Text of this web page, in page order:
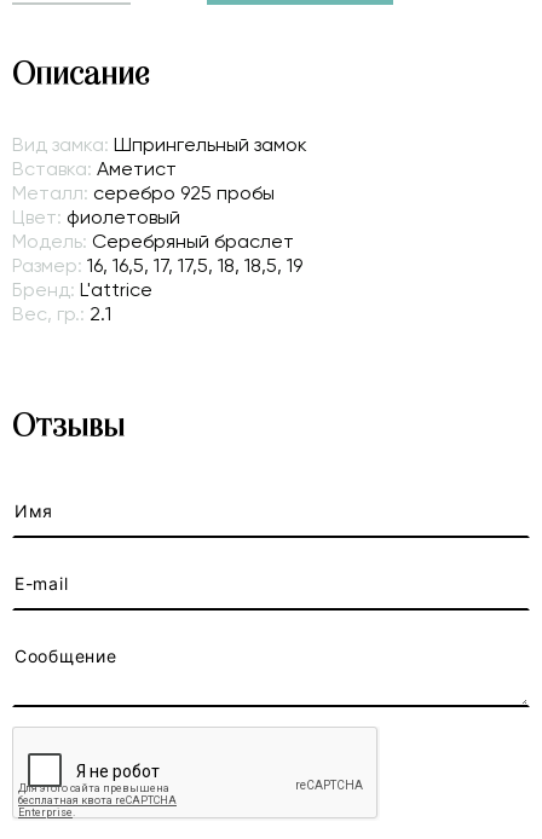
Описание
Вид замка: Шпрингельный замок
Вставка: Аметист
Металл: серебро 925 пробы
Цвет: фиолетовый
Модель: Серебряный браслет
Размер: 16, 16,5, 17, 17,5, 18, 18,5, 19
Бренд: L'attrice
Вес, гр.: 2.1
Отзывы